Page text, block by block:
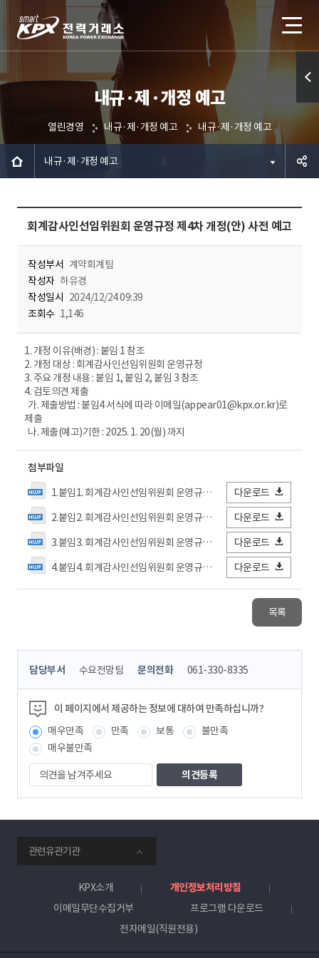
내규·제·개정 예고
열린경영 내규·제·개정 예고 내규·제·개정 예고
내규·제·개정 예고
기
회계감사인선임위원회 운영규정 제4차 개정(안) 사전 예고
작성부서 계약회계팀
작성자 하유경
작성일시 2024/12/24 09:39
조회수 1,146
1. 개정 이유(배경) : 붙임 1 참조
2. 개정 대상 : 회계감사인선임위원회 운영규정
3. 주요 개정 내용 : 붙임 1, 붙임 2, 붙임 3 참조
4. 검토의견 제출
가. 제출방법 : 붙임4 서식에 따라 이메일(appear01@kpx.or.kr)로
제출
나. 제출(예고)기한 : 2025. 1. 20(월) 까지
첨부파일
1.붙임1. 회계감사인선임위원회 운영규정 제4차 개정(안) 요약.hwp
다운로드
2.붙임2. 회계감사인선임위원회 운영규정 제4차 개정(안) 신구조문 대비표.hwp
다운로드
3.붙임3. 회계감사인선임위원회 운영규정 제4차 개정(안) 전문.hwp
다운로드
4.붙임4. 회계감사인선임위원회 운영규정 제4차 개정(안) 검토의견서(양식).hwp
다운로드
목록
콘
츠
정
보
책
임
자
담당부서 수요전망팀 문의전화 061-330-8335
이 페이지에서 제공하는 정보에 대하여 만족하십니까?
매우만족
만족 보통
불만족
매우불만족
의
견
을
겨
주
세
요
관련유관기관
KPX소개
개인정보처리방침
이메일무단수집거부
프로그램 다운로드
전자메일(직원전용)